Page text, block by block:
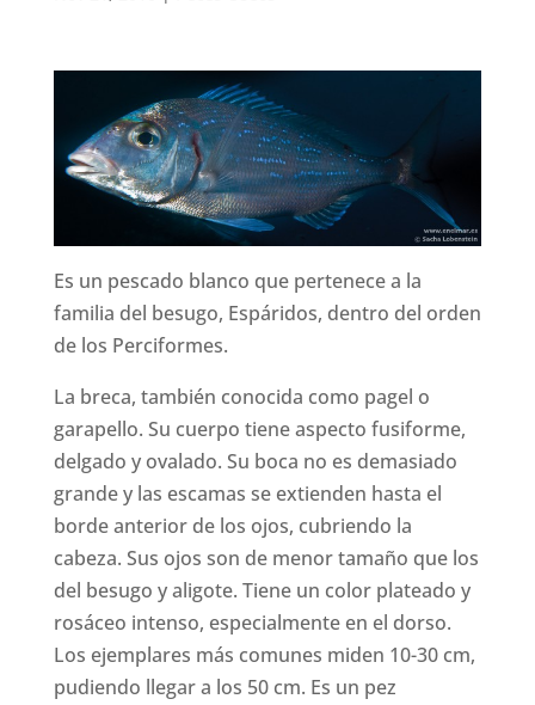
Es un pescado blanco que pertenece a la
familia del besugo, Espáridos, dentro del orden
de los Perciformes.
La breca, también conocida como pagel o
garapello. Su cuerpo tiene aspecto fusiforme,
delgado y ovalado. Su boca no es demasiado
grande y las escamas se extienden hasta el
borde anterior de los ojos, cubriendo la
cabeza. Sus ojos son de menor tamaño que los
del besugo y aligote. Tiene un color plateado y
rosáceo intenso, especialmente en el dorso.
Los ejemplares más comunes miden 10-30 cm,
pudiendo llegar a los 50 cm. Es un pez